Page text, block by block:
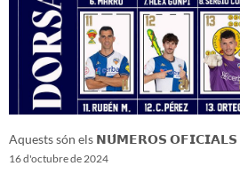
Aquests són els 𝗡𝗨́𝗠𝗘𝗥𝗢𝗦 𝗢𝗙𝗜𝗖𝗜𝗔𝗟𝗦
16 d'octubre de 2024